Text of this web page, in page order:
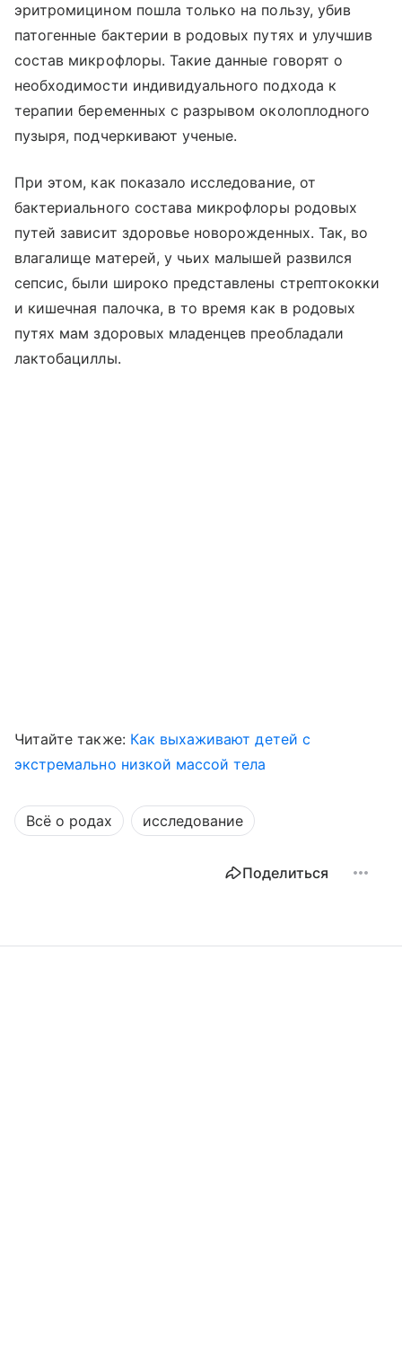
эритромицином пошла только на пользу, убив
патогенные бактерии в родовых путях и улучшив
состав микрофлоры. Такие данные говорят о
необходимости индивидуального подхода к
терапии беременных с разрывом околоплодного
пузыря, подчеркивают ученые.
При этом, как показало исследование, от
бактериального состава микрофлоры родовых
путей зависит здоровье новорожденных. Так, во
влагалище матерей, у чьих малышей развился
сепсис, были широко представлены стрептококки
и кишечная палочка, в то время как в родовых
путях мам здоровых младенцев преобладали
лактобациллы.
Читайте также: Как выхаживают детей с
экстремально низкой массой тела
Всё о родах исследование
Поделиться